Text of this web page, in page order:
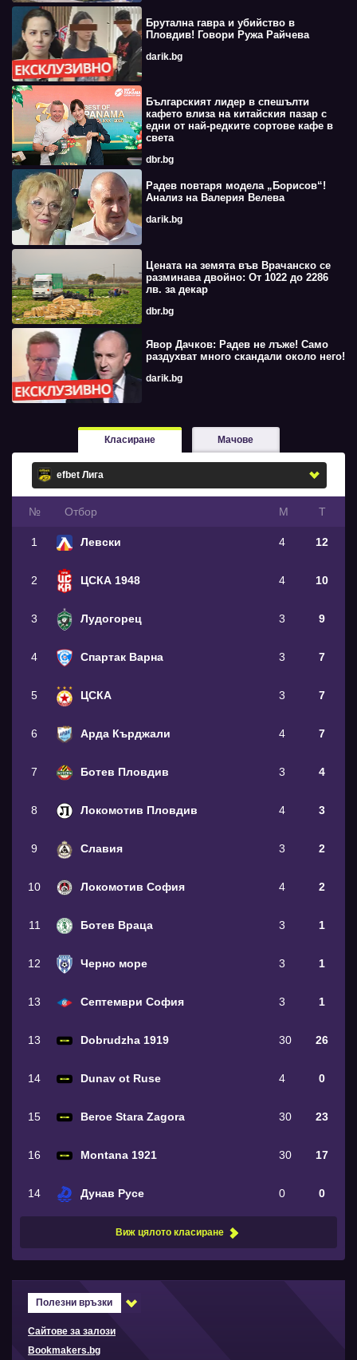
Брутална гавра и убийство в
Пловдив! Говори Ружа Райчева
darik.bg
Българският лидер в спешълти
кафето влиза на китайския пазар с
едни от най-редките сортове кафе в
света
dbr.bg
Радев повтаря модела „Борисов“!
Анализ на Валерия Велева
darik.bg
Цената на земята във Врачанско се
разминава двойно: От 1022 до 2286
лв. за декар
dbr.bg
Явор Дачков: Радев не лъже! Само
раздухват много скандали около него!
darik.bg
Класиране Мачове
№ Oтбор М Т
1 Левски 4 12
2 ЦСКА 1948 4 10
3 Лудогорец 3 9
4 Спартак Варна 3 7
5 ЦСКА 3 7
6 Арда Кърджали 4 7
7 Ботев Пловдив 3 4
8 Локомотив Пловдив 4 3
9 Славия 3 2
10 Локомотив София 4 2
11 Ботев Враца 3 1
12 Черно море 3 1
13 Септември София 3 1
13 Dobrudzha 1919 30 26
14 Dunav ot Ruse 4 0
15 Beroe Stara Zagora 30 23
16 Montana 1921 30 17
14 Дунав Русе 0 0
Виж цялото класиране
Полезни връзки
Сайтове за залози
Bookmakers.bg